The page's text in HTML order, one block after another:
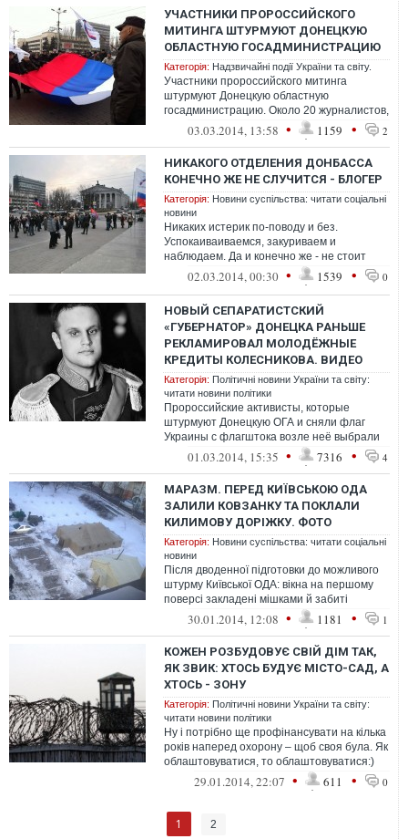
УЧАСТНИКИ ПРОРОССИЙСКОГО
МИТИНГА ШТУРМУЮТ ДОНЕЦКУЮ
ОБЛАСТНУЮ ГОСАДМИНИСТРАЦИЮ
Категорія: Надзвичайні події України та світу.
Участники пророссийского митинга
штурмуют Донецкую областную
госадминистрацию. Около 20 журналистов,
в том числе «Новости Донбасса», наход...
03.03.2014, 13:58 • 1159 • 2
НИКАКОГО ОТДЕЛЕНИЯ ДОНБАССА
КОНЕЧНО ЖЕ НЕ СЛУЧИТСЯ - БЛОГЕР
Категорія: Новини суспільства: читати соціальні
новини
Никаких истерик по-поводу и без.
Успокаиваиваемся, закуриваем и
наблюдаем. Да и конечно же - не стоит
потворствовать присутствию «этого» в
информацион...
02.03.2014, 00:30 • 1539 • 0
НОВЫЙ СЕПАРАТИСТСКИЙ
«ГУБЕРНАТОР» ДОНЕЦКА РАНЬШЕ
РЕКЛАМИРОВАЛ МОЛОДЁЖНЫЕ
КРЕДИТЫ КОЛЕСНИКОВА. ВИДЕО
Категорія: Політичні новини України та світу:
читати новини політики
Пророссийские активисты, которые
штурмуют Донецкую ОГА и сняли флаг
Украины с флагштока возле неё выбрали
своим «губернатором» Павла Губар...
01.03.2014, 15:35 • 7316 • 4
МАРАЗМ. ПЕРЕД КИЇВСЬКОЮ ОДА
ЗАЛИЛИ КОВЗАНКУ ТА ПОКЛАЛИ
КИЛИМОВУ ДОРІЖКУ. ФОТО
Категорія: Новини суспільства: читати соціальні
новини
Після дводенної підготовки до можливого
штурму Київської ОДА: вікна на першому
поверсі закладені мішками й забиті
деревом30.01.2014, 12:08 • 1181 • 1
КОЖЕН РОЗБУДОВУЄ СВІЙ ДІМ ТАК,
ЯК ЗВИК: ХТОСЬ БУДУЄ МІСТО-САД, А
ХТОСЬ - ЗОНУ
Категорія: Політичні новини України та світу:
читати новини політики
Ну і потрібно ще профінансувати на кілька
років наперед охорону – щоб своя була. Як
облаштовуватися, то облаштовуватися:)
Можна з беркутні. Хоча...
29.01.2014, 22:07 • 611 • 0
1 2